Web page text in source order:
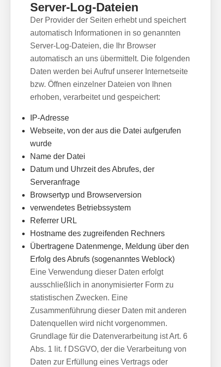
Server-Log-Dateien
Der Provider der Seiten erhebt und speichert
automatisch Informationen in so genannten
Server-Log-Dateien, die Ihr Browser
automatisch an uns übermittelt. Die folgenden
Daten werden bei Aufruf unserer Internetseite
bzw. Öffnen einzelner Dateien von Ihnen
erhoben, verarbeitet und gespeichert:
IP-Adresse
Webseite, von der aus die Datei aufgerufen
wurde
Name der Datei
Datum und Uhrzeit des Abrufes, der
Serveranfrage
Browsertyp und Browserversion
verwendetes Betriebssystem
Referrer URL
Hostname des zugreifenden Rechners
Übertragene Datenmenge, Meldung über den
Erfolg des Abrufs (sogenanntes Weblock)
Eine Verwendung dieser Daten erfolgt
ausschließlich in anonymisierter Form zu
statistischen Zwecken. Eine
Zusammenführung dieser Daten mit anderen
Datenquellen wird nicht vorgenommen.
Grundlage für die Datenverarbeitung ist Art. 6
Abs. 1 lit. f DSGVO, der die Verarbeitung von
Daten zur Erfüllung eines Vertrags oder